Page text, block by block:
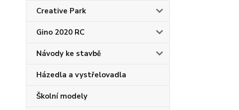
Creative Park
Gino 2020 RC
Návody ke stavbě
Házedla a vystřelovadla
Školní modely